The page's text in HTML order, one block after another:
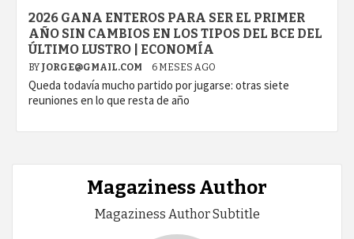
2026 GANA ENTEROS PARA SER EL PRIMER
AÑO SIN CAMBIOS EN LOS TIPOS DEL BCE DEL
ÚLTIMO LUSTRO | ECONOMÍA
BY JORGE@GMAIL.COM 6 MESES AGO
Queda todavía mucho partido por jugarse: otras siete
reuniones en lo que resta de año
Magaziness Author
Magaziness Author Subtitle